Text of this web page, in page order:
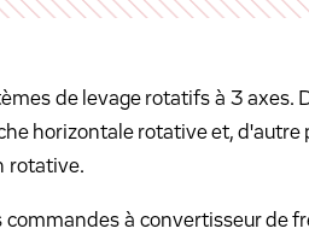
de levage rotatifs à 3 axes.
horizontale rotative et,
rotative.
à convertisseur de